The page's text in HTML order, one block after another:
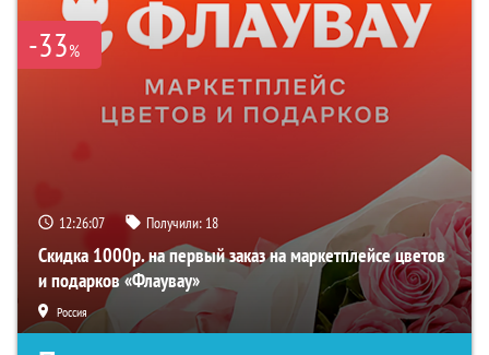
-33%
12:26:07 Получили: 18
Скидка 1000р. на первый заказ на маркетплейсе цветов
и подарков «Флаувау»
Россия